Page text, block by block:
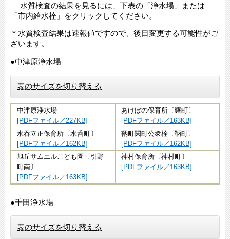
水質検査の結果を見るには、下表の「浄水場」または
「市内給水栓」をクリックしてください。
＊水質検査結果は速報値ですので、後日変更する可能性がご
ざいます。
●中津原浄水場
表のサイズを切り替える
中津原浄水場
[PDFファイル／227KB]
あけぼの保育所〔曙町〕
[PDFファイル／163KB]
水吞立正保育所〔水呑町〕
[PDFファイル／162KB]
鞆町関町公衆栓〔鞆町〕
[PDFファイル／162KB]
旭丘サムエルこども園〔引野
町南〕
[PDFファイル／163KB]
神村保育所〔神村町〕
[PDFファイル／163KB]
●千田浄水場
表のサイズを切り替える